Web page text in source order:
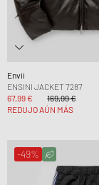
Envii
ENSINI JACKET 7287
67,99 €
169,99 €
REDUJO AÚN MÁS
-49%